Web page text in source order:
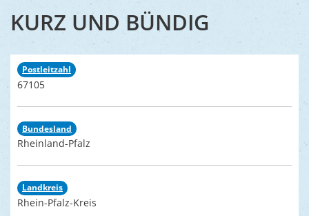
KURZ UND BÜNDIG
Postleitzahl
67105
Bundesland
Rheinland-Pfalz
Landkreis
Rhein-Pfalz-Kreis